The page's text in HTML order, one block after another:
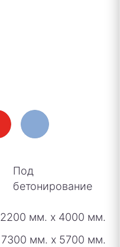
Под
бетонирование
2200 мм. х 4000 мм.
7300 мм. х 5700 мм.